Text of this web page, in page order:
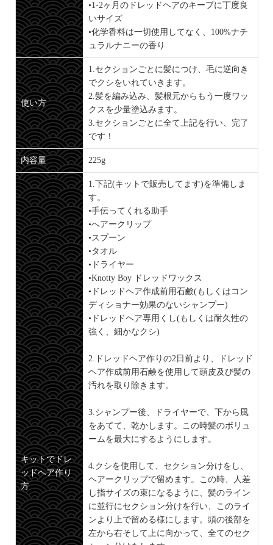
•1-2ヶ月のドレッドヘアのキープに丁度良
いサイズ
•化学香料は一切使用してなく、100%ナチ
ュラルナニーの香り
使い方
1.セクションごとに髪につけ、毛に逆向き
でクシをいれていきます。
2.髪を編み込み、髪根元からもう一度ワッ
クスを少量塗込みます。
3.セクションごとに全て上記を行い、完了
です！
内容量 225g
キットでドレ
ッドヘア作り
方
1.下記(キットで販売してます)を準備しま
す。
•手伝ってくれる助手
•へアークリップ
•スプーン
•タオル
•ドライヤー
•Knotty Boy ドレッドワックス
•ドレッドヘア作成前用石鹸(もしくはコン
ディショナー効果のないシャンプー)
•ドレッドヘア専用くし(もしくは耐久性の
強く、細かなクシ)
2.ドレッドヘア作りの2日前より、ドレッド
ヘア作成前用石鹸を使用して頭皮及び髪の
汚れを取り除きます。
3.シャンプー後、ドライヤーで、下から風
をあてて、乾かします。この時髪のボリュ
ームを最大にするようにします。
4.クシを使用して、セクション分けをし、
ヘアークリップで留めます。この時、人差
し指サイズの束になるように、髪のライン
に並行にセクション分けを行い、このライ
ンより上で留める様にします。頭の後部を
左から右そして上に向かって、全てのセク